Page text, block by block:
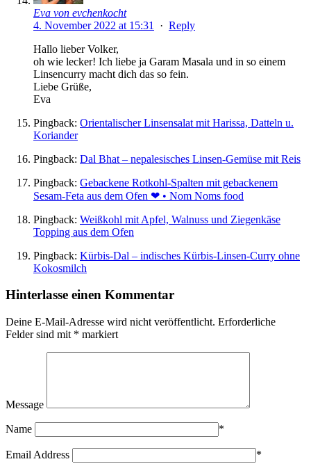
Eva von evchenkocht
4. November 2022 at 15:31
· Reply
Hallo lieber Volker,
oh wie lecker! Ich liebe ja Garam Masala und in so einem
Linsencurry macht dich das so fein.
Liebe Grüße,
Eva
Pingback: Orientalischer Linsensalat mit Harissa, Datteln u.
Koriander
Pingback: Dal Bhat – nepalesisches Linsen-Gemüse mit Reis
Pingback: Gebackene Rotkohl-Spalten mit gebackenem
Sesam-Feta aus dem Ofen ❤ • Nom Noms food
Pingback: Weißkohl mit Apfel, Walnuss und Ziegenkäse
Topping aus dem Ofen
Pingback: Kürbis-Dal – indisches Kürbis-Linsen-Curry ohne
Kokosmilch
Hinterlasse einen Kommentar
Deine E-Mail-Adresse wird nicht veröffentlicht. Erforderliche
Felder sind mit * markiert
Message
Name *
Email Address *